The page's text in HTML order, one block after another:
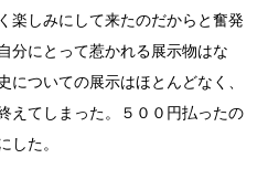
楽しみにして来たのだからと奮発
にとって惹かれる展示物はな
についての展示はほとんどなく、
えてしまった。５００円払ったの
した。